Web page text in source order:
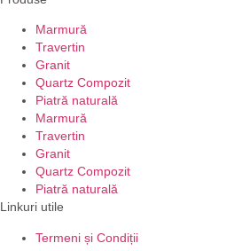
Marmură
Travertin
Granit
Quartz Compozit
Piatră naturală
Marmură
Travertin
Granit
Quartz Compozit
Piatră naturală
Linkuri utile
Termeni și Condiții